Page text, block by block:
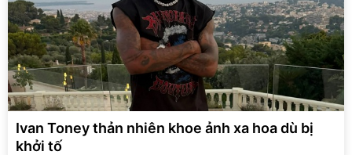
Ivan Toney thản nhiên khoe ảnh xa hoa dù bị
khởi tố